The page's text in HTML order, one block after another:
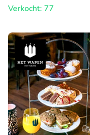
Verkocht: 77